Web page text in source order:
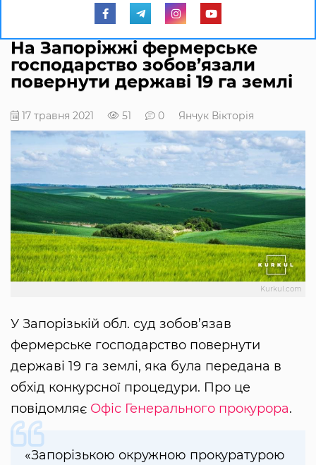
На Запоріжжі фермерське
господарство зобов’язали
повернути державі 19 га землі
17 травня 2021 51 0 Янчук Вікторія
Kurkul.com
У Запорізькій обл. суд зобов’язав
фермерське господарство повернути
державі 19 га землі, яка була передана в
обхід конкурсної процедури. Про це
повідомляє Офіс Генерального прокурора.
«Запорізькою окружною прокуратурою